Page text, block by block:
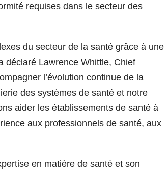
requises dans le secteur des
du secteur de la santé grâce à une
déclaré Lawrence Whittle, Chief
l’évolution continue de la
des systèmes de santé et notre
aider les établissements de santé à
aux professionnels de santé, aux
en matière de santé et son